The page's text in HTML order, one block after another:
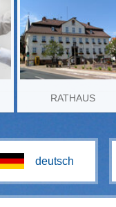
RATHAUS